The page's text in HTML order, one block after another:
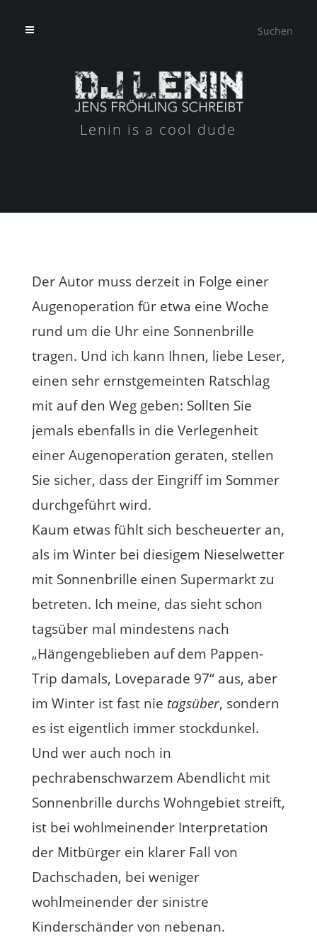
Lenin is a cool dude
Der Autor muss derzeit in Folge einer
Augenoperation für etwa eine Woche
rund um die Uhr eine Sonnenbrille
tragen. Und ich kann Ihnen, liebe Leser,
einen sehr ernstgemeinten Ratschlag
mit auf den Weg geben: Sollten Sie
jemals ebenfalls in die Verlegenheit
einer Augenoperation geraten, stellen
Sie sicher, dass der Eingriff im Sommer
durchgeführt wird.
Kaum etwas fühlt sich bescheuerter an,
als im Winter bei diesigem Nieselwetter
mit Sonnenbrille einen Supermarkt zu
betreten. Ich meine, das sieht schon
tagsüber mal mindestens nach
„Hängengeblieben auf dem Pappen-
Trip damals, Loveparade 97“ aus, aber
im Winter ist fast nie tagsüber, sondern
es ist eigentlich immer stockdunkel.
Und wer auch noch in
pechrabenschwarzem Abendlicht mit
Sonnenbrille durchs Wohngebiet streift,
ist bei wohlmeinender Interpretation
der Mitbürger ein klarer Fall von
Dachschaden, bei weniger
wohlmeinender der sinistre
Kinderschänder von nebenan.